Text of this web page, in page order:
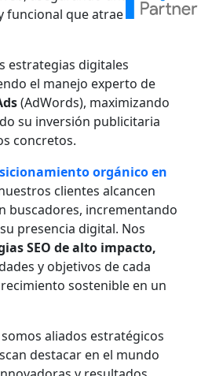
funcional que atrae a sus
estrategias digitales
el manejo experto de
(AdWords), maximizando
su inversión publicitaria
concretos.
orgánico en
clientes alcancen
buscadores, incrementando
presencia digital. Nos
SEO de alto impacto,
y objetivos de cada
sostenible en un
aliados estratégicos
destacar en el mundo